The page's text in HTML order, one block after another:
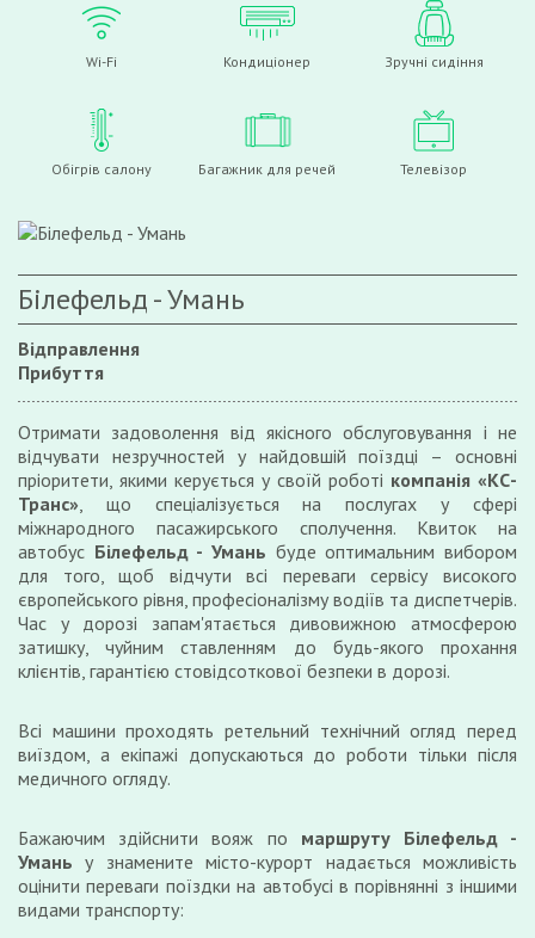
Wi-Fi Кондиціонер Зручні сидіння
Обігрів салону Багажник для речей Телевізор
Білефельд - Умань
Відправлення
Прибуття
Отримати задоволення від якісного обслуговування і не
відчувати незручностей у найдовшій поїздці – основні
пріоритети, якими керується у своїй роботі компанія «КС-
Транс», що спеціалізується на послугах у сфері
міжнародного пасажирського сполучення. Квиток на
автобус Білефельд - Умань буде оптимальним вибором
для того, щоб відчути всі переваги сервісу високого
європейського рівня, професіоналізму водіїв та диспетчерів.
Час у дорозі запам'ятається дивовижною атмосферою
затишку, чуйним ставленням до будь-якого прохання
клієнтів, гарантією стовідсоткової безпеки в дорозі.
Всі машини проходять ретельний технічний огляд перед
виїздом, а екіпажі допускаються до роботи тільки після
медичного огляду.
Бажаючим здійснити вояж по маршруту Білефельд -
Уманьу знамените місто-курорт надається можливість
оцінити переваги поїздки на автобусі в порівнянні з іншими
видами транспорту: